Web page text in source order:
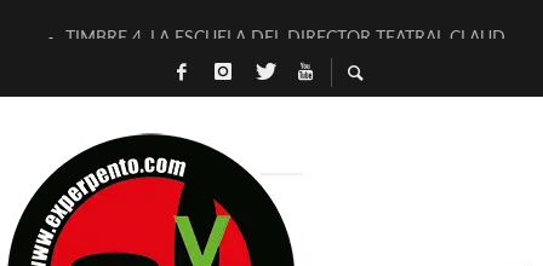
TIMBRE 4, LA ESCUELA DEL DIRECTOR TEATRAL CLAUDIO
30 AÑOS (NO ES NADA) DE LA KATARSIS DEL TOMATAZO
D’BALDOMEROS REINVENTAN [BITÁCORA 3.0] EN EXVITA
MARSHALL FLASH PRESENTA EN EXVITA [RELATIVA
JOFRE BARDAGÍ EN EXVITA INTERPRETANDO A SERRAT